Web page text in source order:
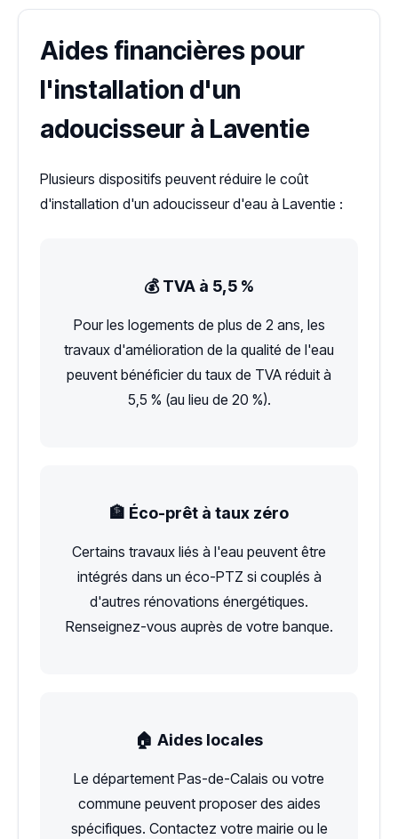
Aides financières pour
l'installation d'un
adoucisseur à Laventie
Plusieurs dispositifs peuvent réduire le coût
d'installation d'un adoucisseur d'eau à Laventie :
💰 TVA à 5,5 %
Pour les logements de plus de 2 ans, les
travaux d'amélioration de la qualité de l'eau
peuvent bénéficier du taux de TVA réduit à
5,5 % (au lieu de 20 %).
🏦 Éco-prêt à taux zéro
Certains travaux liés à l'eau peuvent être
intégrés dans un éco-PTZ si couplés à
d'autres rénovations énergétiques.
Renseignez-vous auprès de votre banque.
🏠 Aides locales
Le département Pas-de-Calais ou votre
commune peuvent proposer des aides
spécifiques. Contactez votre mairie ou le